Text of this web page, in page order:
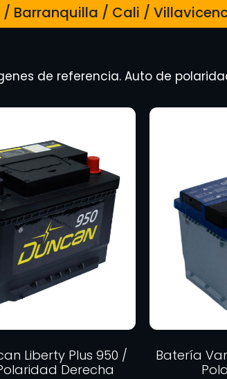
Barranquilla / Cali /
de referencia. Auto de
Liberty Plus 950 /
Derecha
Batería